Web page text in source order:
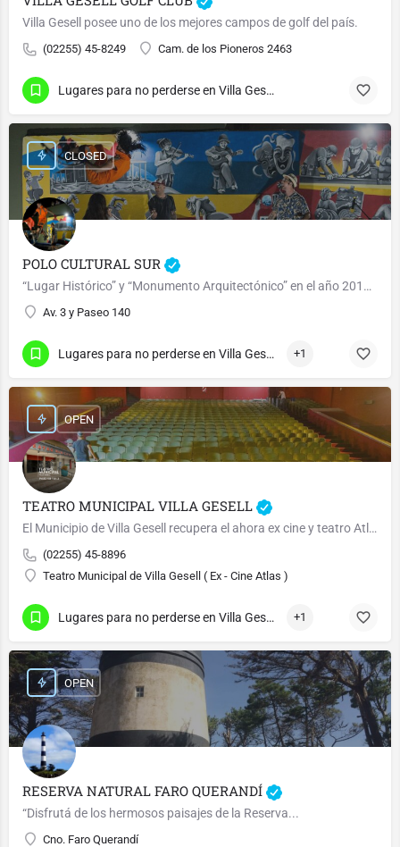
Villa Gesell posee uno de los mejores campos de golf del país.
(02255) 45-8249 Cam. de los Pioneros 2463
Lugares para no perderse en Villa Gesell
POLO CULTURAL SUR
“Lugar Histórico” y “Monumento Arquitectónico” en el año 2018 por Ordenanza 2820.
Av. 3 y Paseo 140
CLOSED
Lugares para no perderse en Villa Gesell +1
TEATRO MUNICIPAL VILLA GESELL
El Municipio de Villa Gesell recupera el ahora ex cine y teatro Atlas
(02255) 45-8896
Teatro Municipal de Villa Gesell ( Ex - Cine Atlas )
OPEN
Lugares para no perderse en Villa Gesell +1
RESERVA NATURAL FARO QUERANDÍ
“Disfrutá de los hermosos paisajes de la Reserva...
Cno. Faro Querandí
OPEN